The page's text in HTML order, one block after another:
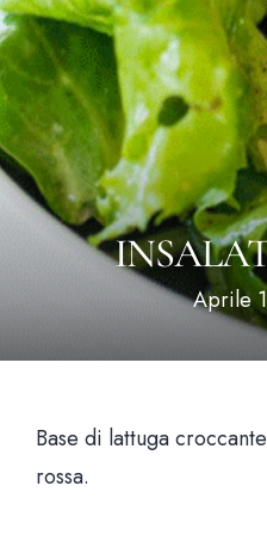
Aprile
Base di lattuga
rossa.